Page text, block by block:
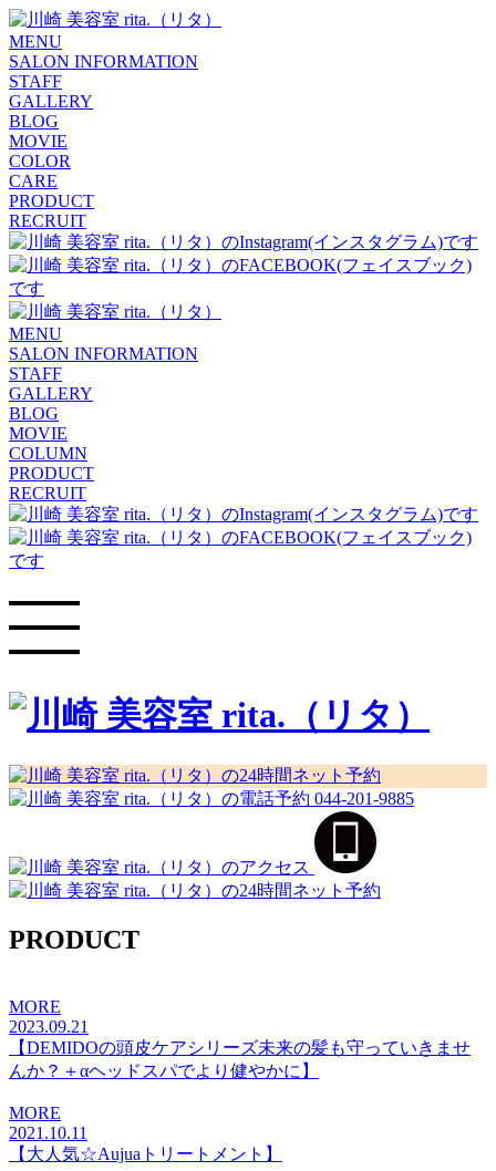
MENU
SALON INFORMATION
STAFF
GALLERY
BLOG
MOVIE
COLOR
CARE
PRODUCT
RECRUIT
MENU
SALON INFORMATION
STAFF
GALLERY
BLOG
MOVIE
COLUMN
PRODUCT
RECRUIT
044-201-9885
PRODUCT
MORE
2023.09.21
【DEMIDOの頭皮ケアシリーズ未来の髪も守っていきませ
んか？＋αヘッドスパでより健やかに】
MORE
2021.10.11
【大人気☆Aujuaトリートメント】